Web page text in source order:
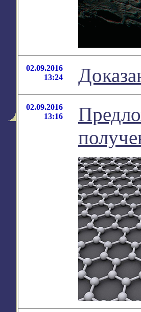
02.09.2016
13:24
02.09.2016
13:16